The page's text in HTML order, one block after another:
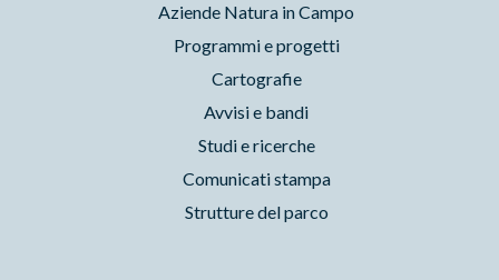
Aziende Natura in Campo
Programmi e progetti
Cartografie
Avvisi e bandi
Studi e ricerche
Comunicati stampa
Strutture del parco